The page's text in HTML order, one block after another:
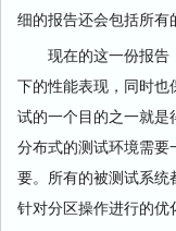
细的报告还会包括所有
现在的这一份报告
下的性能表现，同时
试的一个目的之一就是
分布式的测试环境需
要。所有的被测试系
针对分区操作进行的优